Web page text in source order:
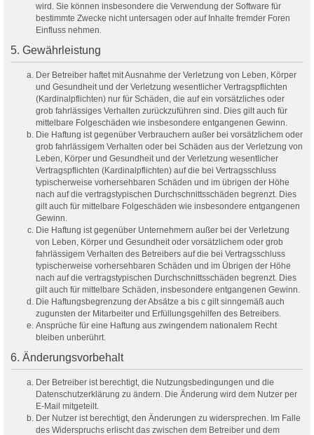
wird. Sie können insbesondere die Verwendung der Software für
bestimmte Zwecke nicht untersagen oder auf Inhalte fremder Foren
Einfluss nehmen.
5. Gewährleistung
Der Betreiber haftet mit Ausnahme der Verletzung von Leben, Körper
und Gesundheit und der Verletzung wesentlicher Vertragspflichten
(Kardinalpflichten) nur für Schäden, die auf ein vorsätzliches oder
grob fahrlässiges Verhalten zurückzuführen sind. Dies gilt auch für
mittelbare Folgeschäden wie insbesondere entgangenen Gewinn.
Die Haftung ist gegenüber Verbrauchern außer bei vorsätzlichem oder
grob fahrlässigem Verhalten oder bei Schäden aus der Verletzung von
Leben, Körper und Gesundheit und der Verletzung wesentlicher
Vertragspflichten (Kardinalpflichten) auf die bei Vertragsschluss
typischerweise vorhersehbaren Schäden und im übrigen der Höhe
nach auf die vertragstypischen Durchschnittsschäden begrenzt. Dies
gilt auch für mittelbare Folgeschäden wie insbesondere entgangenen
Gewinn.
Die Haftung ist gegenüber Unternehmern außer bei der Verletzung
von Leben, Körper und Gesundheit oder vorsätzlichem oder grob
fahrlässigem Verhalten des Betreibers auf die bei Vertragsschluss
typischerweise vorhersehbaren Schäden und im Übrigen der Höhe
nach auf die vertragstypischen Durchschnittsschäden begrenzt. Dies
gilt auch für mittelbare Schäden, insbesondere entgangenen Gewinn.
Die Haftungsbegrenzung der Absätze a bis c gilt sinngemäß auch
zugunsten der Mitarbeiter und Erfüllungsgehilfen des Betreibers.
Ansprüche für eine Haftung aus zwingendem nationalem Recht
bleiben unberührt.
6. Änderungsvorbehalt
Der Betreiber ist berechtigt, die Nutzungsbedingungen und die
Datenschutzerklärung zu ändern. Die Änderung wird dem Nutzer per
E-Mail mitgeteilt.
Der Nutzer ist berechtigt, den Änderungen zu widersprechen. Im Falle
des Widerspruchs erlischt das zwischen dem Betreiber und dem